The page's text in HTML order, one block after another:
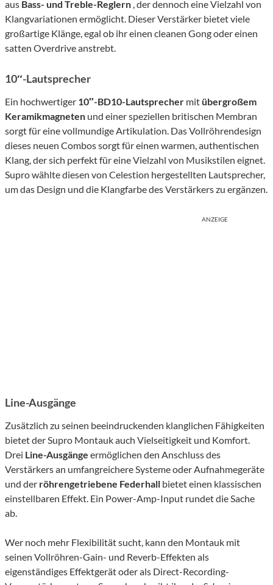
aus Bass- und Treble-Reglern , der dennoch eine Vielzahl von
Klangvariationen ermöglicht. Dieser Verstärker bietet viele
großartige Klänge, egal ob ihr einen cleanen Gong oder einen
satten Overdrive anstrebt.
10″-Lautsprecher
Ein hochwertiger 10″-BD10-Lautsprecher mit übergroßem
Keramikmagneten und einer speziellen britischen Membran
sorgt für eine vollmundige Artikulation. Das Vollröhrendesign
dieses neuen Combos sorgt für einen warmen, authentischen
Klang, der sich perfekt für eine Vielzahl von Musikstilen eignet.
Supro wählte diesen von Celestion hergestellten Lautsprecher,
um das Design und die Klangfarbe des Verstärkers zu ergänzen.
ANZEIGE
Line-Ausgänge
Zusätzlich zu seinen beeindruckenden klanglichen Fähigkeiten
bietet der Supro Montauk auch Vielseitigkeit und Komfort.
Drei Line-Ausgänge ermöglichen den Anschluss des
Verstärkers an umfangreichere Systeme oder Aufnahmegeräte
und der röhrengetriebene Federhall bietet einen klassischen
einstellbaren Effekt. Ein Power-Amp-Input rundet die Sache
ab.
Wer noch mehr Flexibilität sucht, kann den Montauk mit
seinen Vollröhren-Gain- und Reverb-Effekten als
eigenständiges Effektgerät oder als Direct-Recording-